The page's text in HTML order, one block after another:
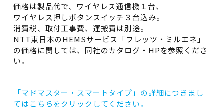
価格は製品代で、ワイヤレス通信機１台、
ワイヤレス押しボタンスイッチ３台込み。
消費税、取付工事費、運搬費は別途。
NTT東日本のHEMSサービス「フレッツ・ミルエネ」
の価格に関しては、同社のカタログ・HPを参照くださ
い。
「マドマスター・スマートタイプ」の詳細につきまし
てはこちらをクリックしてください。